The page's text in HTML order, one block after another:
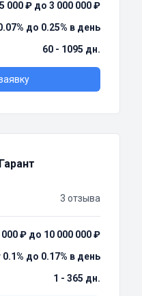
000 ₽ до 3 000 000 ₽
до 0.25% в день
60 - 1095 дн.
3 отзыва
000 ₽ до 10 000 000 ₽
0.1% до 0.17% в день
1 - 365 дн.